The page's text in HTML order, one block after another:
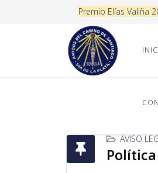
Premio Elías Valiña
AVISO